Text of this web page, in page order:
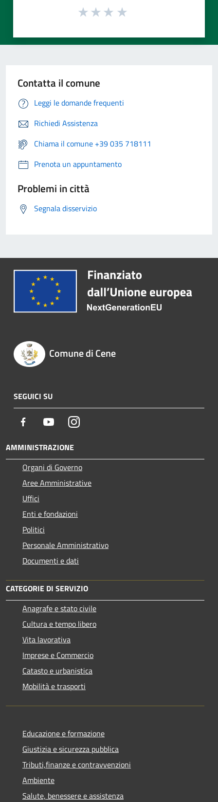
Contatta il comune
Leggi le domande frequenti
Richiedi Assistenza
Chiama il comune +39 035 718111
Prenota un appuntamento
Problemi in città
Segnala disservizio
Comune di Cene
SEGUICI SU
Facebook YoutubeInstagram
AMMINISTRAZIONE
Organi di Governo
Aree Amministrative
Uffici
Enti e fondazioni
Politici
Personale Amministrativo
Documenti e dati
CATEGORIE DI SERVIZIO
Anagrafe e stato civile
Cultura e tempo libero
Vita lavorativa
Imprese e Commercio
Catasto e urbanistica
Mobilità e trasporti
Educazione e formazione
Giustizia e sicurezza pubblica
Tributi,finanze e contravvenzioni
Ambiente
Salute, benessere e assistenza